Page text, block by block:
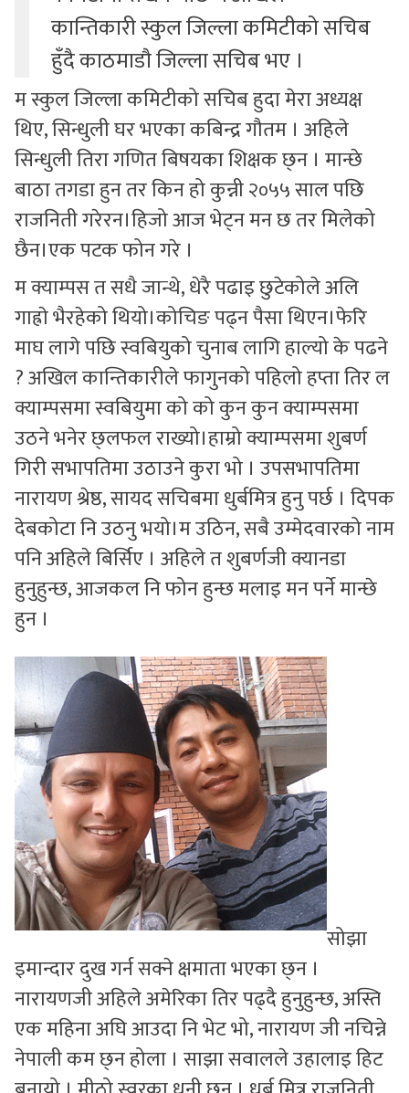
कान्तिकारी स्कुल जिल्ला कमिटीको सचिब
हुँदै काठमाडौ जिल्ला सचिब भए ।
म स्कुल जिल्ला कमिटीको सचिब हुदा मेरा अध्यक्ष
थिए, सिन्धुली घर भएका कबिन्द्र गौतम । अहिले
सिन्धुली तिरा गणित बिषयका शिक्षक छ्न । मान्छे
बाठा तगडा हुन तर किन हो कुन्नी २०५५ साल पछि
राजनिती गरेरन।हिजो आज भेट्न मन छ तर मिलेको
छैन।एक पटक फोन गरे ।
म क्याम्पस त सधै जान्थे, धेरै पढाइ छुटेकोले अलि
गाह्राे भैरहेको थियो।कोचिङ पढ्न पैसा थिएन।फेरि
माघ लागे पछि स्वबियुको चुनाब लागि हाल्यो के पढने
? अखिल कान्तिकारीले फागुनको पहिलो हप्ता तिर ल
क्याम्पसमा स्वबियुमा को को कुन कुन क्याम्पसमा
उठने भनेर छ्लफल राख्यो।हाम्रो क्याम्पसमा शुबर्ण
गिरी सभापतिमा उठाउने कुरा भो । उपसभापतिमा
नारायण श्रेष्ठ, सायद सचिबमा धुर्बमित्र हुनु पर्छ । दिपक
देबकोटा नि उठनु भयो।म उठिन, सबै उम्मेदवारको नाम
पनि अहिले बिर्सिए । अहिले त शुबर्णजी क्यानडा
हुनुहुन्छ, आजकल नि फोन हुन्छ मलाइ मन पर्ने मान्छे
हुन ।
सोझा
इमान्दार दुख गर्न सक्ने क्षमाता भएका छ्न ।
नारायणजी अहिले अमेरिका तिर पढ्दै हुनुहुन्छ, अस्ति
एक महिना अघि आउदा नि भेट भो, नारायण जी नचिन्ने
नेपाली कम छ्न होला । साझा सवालले उहालाइ हिट